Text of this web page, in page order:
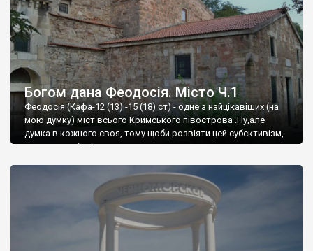
Богом дана Феодосія. Місто Ч.1
Феодосія (Кафа-12 (13) -15 (18) ст) - одне з найцікавіших (на
мою думку) міст всього Кримського півострова .Ну,але
думка в кожного своя, тому щоби розвіяти цей субєктивізм,
запрошую відвідати це